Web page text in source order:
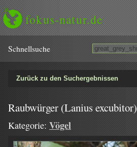
fokus-natur.de
Schnell­suche
Zurück zu den Suchergebnissen
Raubwürger (Lanius excubitor)
Kategorie: Vögel